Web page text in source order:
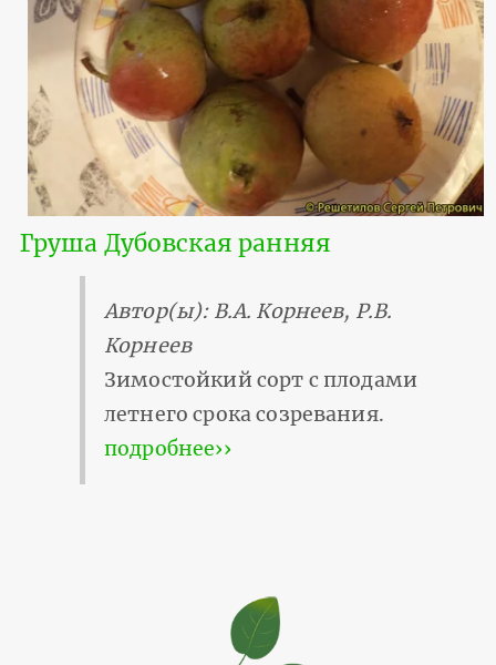
Груша Дубовская ранняя
Автор(ы): В.А. Корнеев, Р.В.
Корнеев
Зимостойкий сорт с плодами
летнего срока созревания.
подробнее››